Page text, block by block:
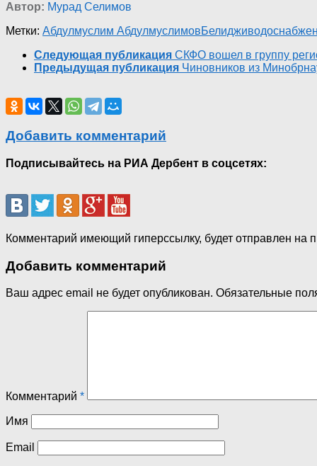
Автор: Мурад Селимов
Метки: Абдулмуслим АбдулмуслимовБелиджи
Следующая публикация СКФО вошел в группу
Предыдущая публикация Чиновников из
Добавить комментарий
Подписывайтесь на РИА Дербент в соцсетях:
Комментарий имеющий гиперссылку, будет отправлен на
Добавить комментарий
Ваш адрес email не будет опубликован. Обязательные
Комментарий *
Имя
Email